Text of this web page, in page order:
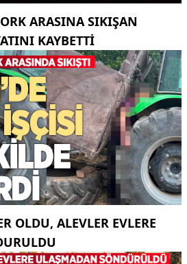
ARASINA SIKIŞAN
KAYBETTI
OLDU, ALEVLER EVLERE